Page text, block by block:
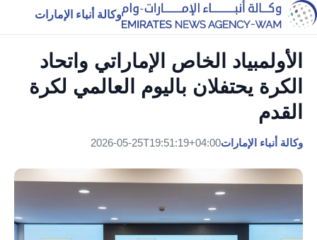
وكالة أنباء الإمارات
الأولمبياد الخاص الإماراتي واتحاد
الكرة يحتفلان باليوم العالمي لكرة
القدم
وكالة أنباء الإمارات2026-05-25T19:51:19+04:00